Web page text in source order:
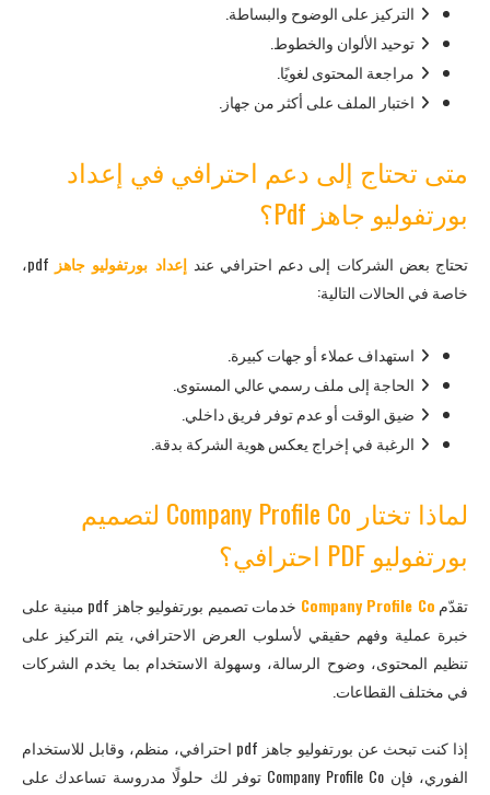
التركيز على الوضوح والبساطة.
توحيد الألوان والخطوط.
مراجعة المحتوى لغويًا.
اختبار الملف على أكثر من جهاز.
متى تحتاج إلى دعم احترافي في إعداد
بورتفوليو جاهز Pdf؟
تحتاج بعض الشركات إلى دعم احترافي عند إعداد بورتفوليو جاهز
pdf،
خاصة في الحالات التالية:
استهداف عملاء أو جهات كبيرة.
الحاجة إلى ملف رسمي عالي المستوى.
ضيق الوقت أو عدم توفر فريق داخلي.
الرغبة في إخراج يعكس هوية الشركة بدقة.
لماذا تختار Company Profile Co لتصميم
بورتفوليو PDF احترافي؟
تقدّم Company Profile Co
خدمات تصميم بورتفوليو جاهز pdf مبنية على
خبرة عملية وفهم حقيقي لأسلوب العرض الاحترافي، يتم التركيز على
تنظيم المحتوى، وضوح الرسالة، وسهولة الاستخدام بما يخدم الشركات
في مختلف القطاعات.
إذا كنت تبحث عن بورتفوليو جاهز pdf احترافي، منظم، وقابل للاستخدام
الفوري، فإن Company Profile Co توفر لك حلولًا مدروسة تساعدك على